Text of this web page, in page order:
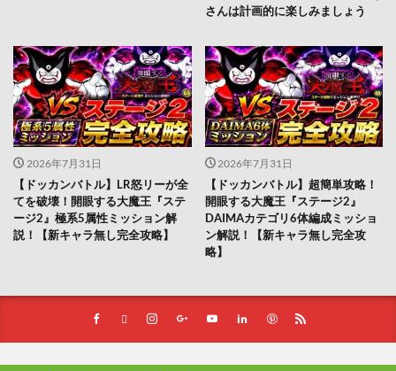
さんは計画的に楽しみましょう
2026年7月31日
【ドッカンバトル】LR怒リーが全
てを破壊！開眼する大魔王『ステ
ージ2』極系5属性ミッション解
説！【新キャラ無し完全攻略】
2026年7月31日
【ドッカンバトル】超簡単攻略！
開眼する大魔王『ステージ2』
DAIMAカテゴリ6体編成ミッショ
ン解説！【新キャラ無し完全攻
略】